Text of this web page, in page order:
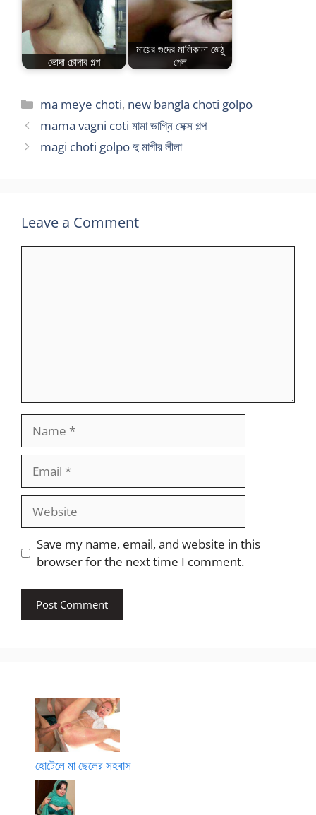
ভোদা চোদার গল্প
মায়ের গুদের মালিকানা জেঠু
পেল
Categories
ma meye choti, new bangla choti golpo
mama vagni coti মামা ভাগ্নি সেক্স গল্প
magi choti golpo দু মাগীর লীলা
Leave a Comment
Website
Save my name, email, and website in this
browser for the next time I comment.
হোটেলে মা ছেলের সহবাস